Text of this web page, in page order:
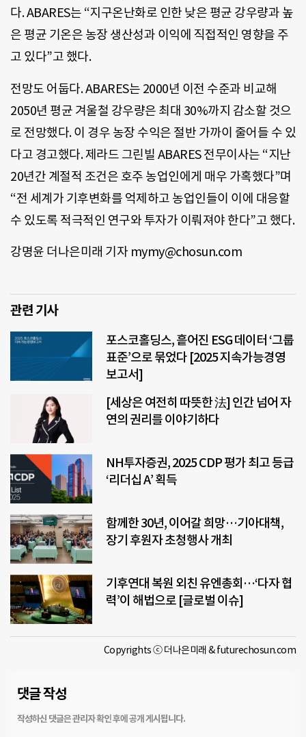
다. ABARES는 “지구온난화로 인한 낮은 평균 강우량과 높
은 평균 기온은 농장 생산성과 이익에 직접적인 영향을 주
고 있다”고 했다.
전망도 어둡다. ABARES는 2000년 이전 수준과 비교해
2050년 평균 겨울철 강우량은 최대 30%까지 감소할 것으
로 전망했다. 이 경우 농장 수익은 절반 가까이 줄어들 수 있
다고 경고했다. 제라드 그린빌 ABARES 전무이사는 “지난
20년간 계절적 조건은 호주 농업인에게 매우 가혹했다”며
“전 세계가 기후변화를 억제하고 농업인들이 이에 대응할
수 있도록 적극적인 연구와 투자가 이뤄져야 한다”고 했다.
강명윤 더나은미래 기자 mymy@chosun.com
관련 기사
포스코홀딩스, 흩어진 ESG 데이터 ‘그룹
표준’으로 묶었다 [2025 지속가능경영
보고서]
[세상은 여전히 따뜻한 法] 인간 넘어 자
연의 권리를 이야기하다
NH투자증권, 2025 CDP 평가 최고 등급
‘리더십 A’ 획득
함께한 30년, 이어갈 희망…기아대책,
장기 후원자 초청행사 개최
기후연대 복원 외친 유엔총회…‘다자 협
력’이 해법으로 [글로벌 이슈]
Copyrights ⓒ 더나은미래 & futurechosun.com
댓글 작성